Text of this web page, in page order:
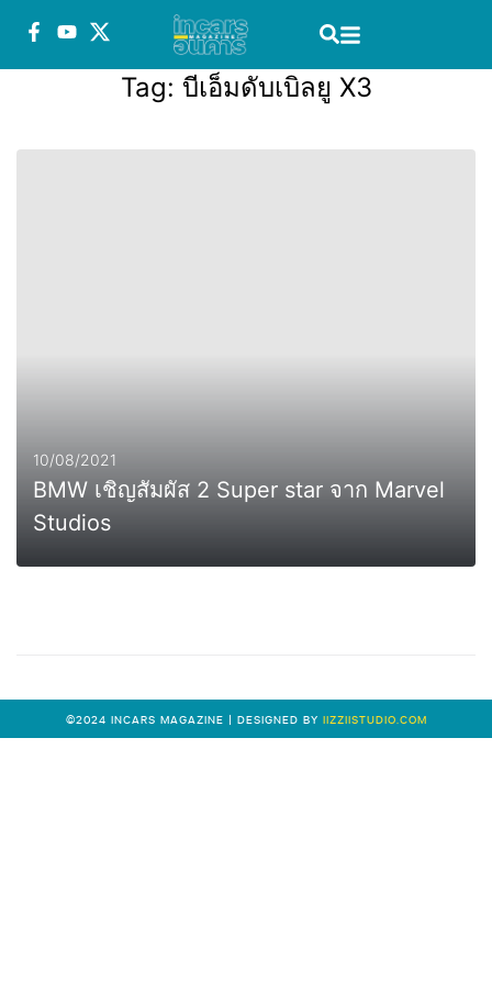
Tag: บีเอ็มดับเบิลยู X3
10/08/2021
BMW เชิญสัมผัส 2 Super star จาก Marvel
Studios
0
©2024 INCARS MAGAZINE | DESIGNED BY IIZZIISTUDIO.COM